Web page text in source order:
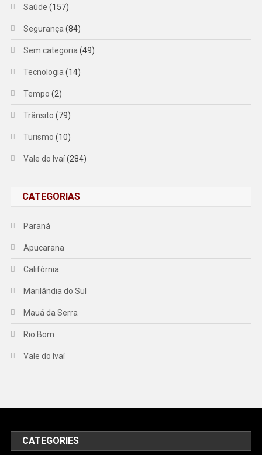
Saúde (157)
Segurança (84)
Sem categoria (49)
Tecnologia (14)
Tempo (2)
Trânsito (79)
Turismo (10)
Vale do Ivaí(284)
CATEGORIAS
Paraná
Apucarana
Califórnia
Marilândia do Sul
Mauá da Serra
Rio Bom
Vale do Ivaí
CATEGORIES